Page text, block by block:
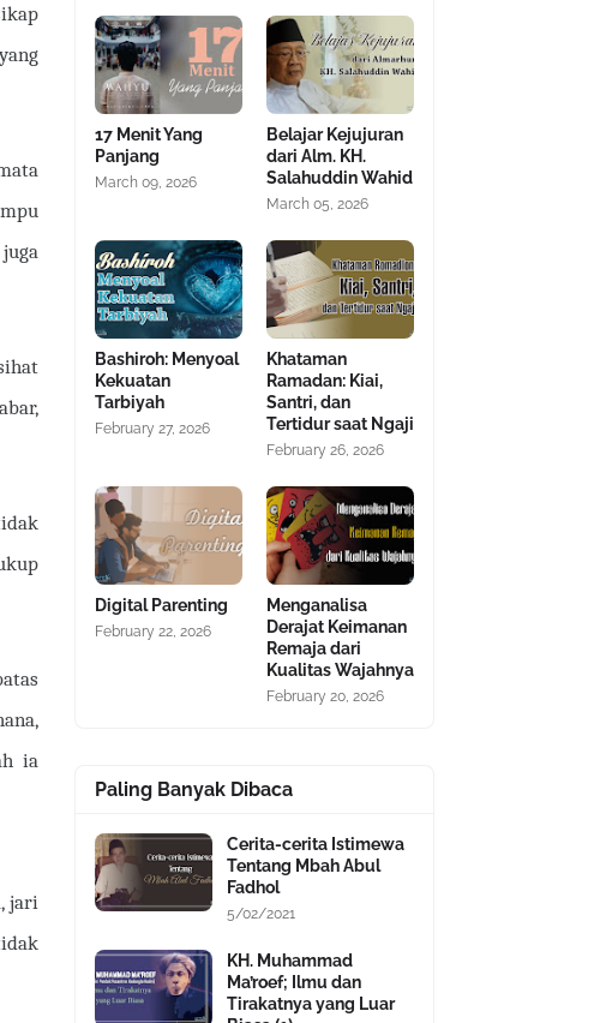
ia
jari
17 Menit Yang
Panjang
March 09, 2026
Belajar Kejujuran
dari Alm. KH.
Salahuddin Wahid
March 05, 2026
Bashiroh: Menyoal
Kekuatan
Tarbiyah
February 27, 2026
Khataman
Ramadan: Kiai,
Santri, dan
Tertidur saat Ngaji
February 26, 2026
Digital Parenting
February 22, 2026
Menganalisa
Derajat Keimanan
Remaja dari
Kualitas Wajahnya
February 20, 2026
Paling Banyak Dibaca
Cerita-cerita Istimewa
Tentang Mbah Abul
Fadhol
5/02/2021
KH. Muhammad
Ma’roef; Ilmu dan
Tirakatnya yang Luar